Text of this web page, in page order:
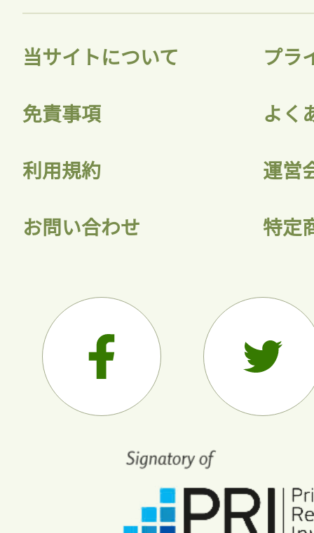
当サイトについて プラ
免責事項 よく
利用規約 運営
お問い合わせ 特定